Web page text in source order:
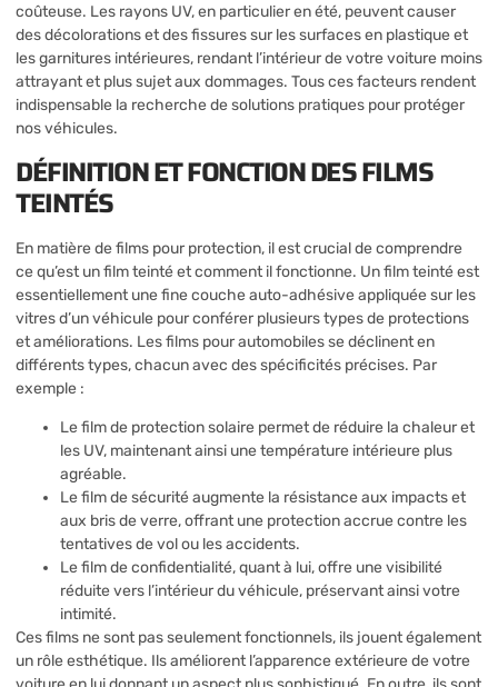
coûteuse. Les rayons UV, en particulier en été, peuvent causer
des décolorations et des fissures sur les surfaces en plastique et
les garnitures intérieures, rendant l’intérieur de votre voiture moins
attrayant et plus sujet aux dommages. Tous ces facteurs rendent
indispensable la recherche de solutions pratiques pour protéger
nos véhicules.
DÉFINITION ET FONCTION DES FILMS
TEINTÉS
En matière de films pour protection, il est crucial de comprendre
ce qu’est un film teinté et comment il fonctionne. Un film teinté est
essentiellement une fine couche auto-adhésive appliquée sur les
vitres d’un véhicule pour conférer plusieurs types de protections
et améliorations. Les films pour automobiles se déclinent en
différents types, chacun avec des spécificités précises. Par
exemple :
Le film de protection solaire permet de réduire la chaleur et
les UV, maintenant ainsi une température intérieure plus
agréable.
Le film de sécurité augmente la résistance aux impacts et
aux bris de verre, offrant une protection accrue contre les
tentatives de vol ou les accidents.
Le film de confidentialité, quant à lui, offre une visibilité
réduite vers l’intérieur du véhicule, préservant ainsi votre
intimité.
Ces films ne sont pas seulement fonctionnels, ils jouent également
un rôle esthétique. Ils améliorent l’apparence extérieure de votre